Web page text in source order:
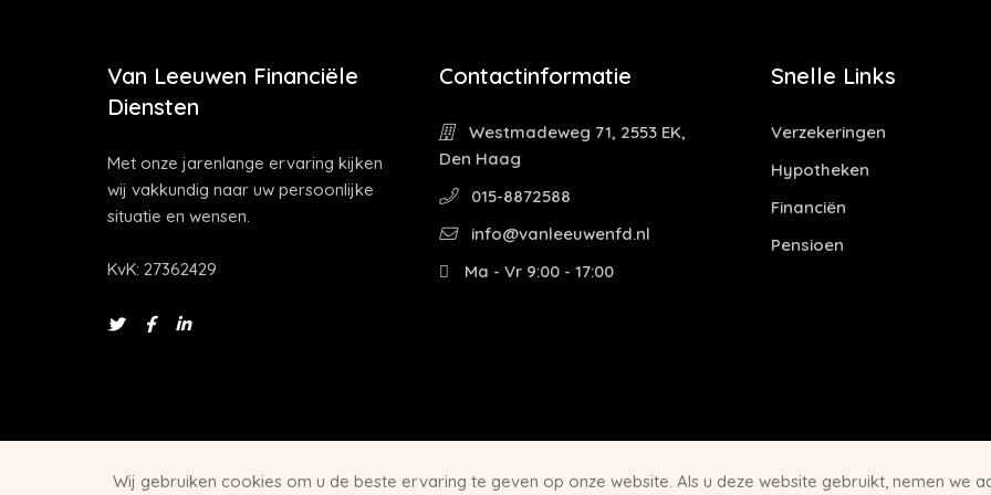
Van Leeuwen Financiële
Diensten
Met onze jarenlange ervaring kijken
wij vakkundig naar uw persoonlijke
situatie en wensen.
KvK: 27362429
Contactinformatie
Westmadeweg 71, 2553 EK,
Den Haag
015-8872588
info@vanleeuwenfd.nl
Ma - Vr 9:00 - 17:00
Snelle Links
Verzekeringen
Hypotheken
Financiën
Pensioen
Website door Let's build IT
Wij gebruiken cookies om u de beste ervaring te geven op onze website. Als u deze website gebruikt, nemen we